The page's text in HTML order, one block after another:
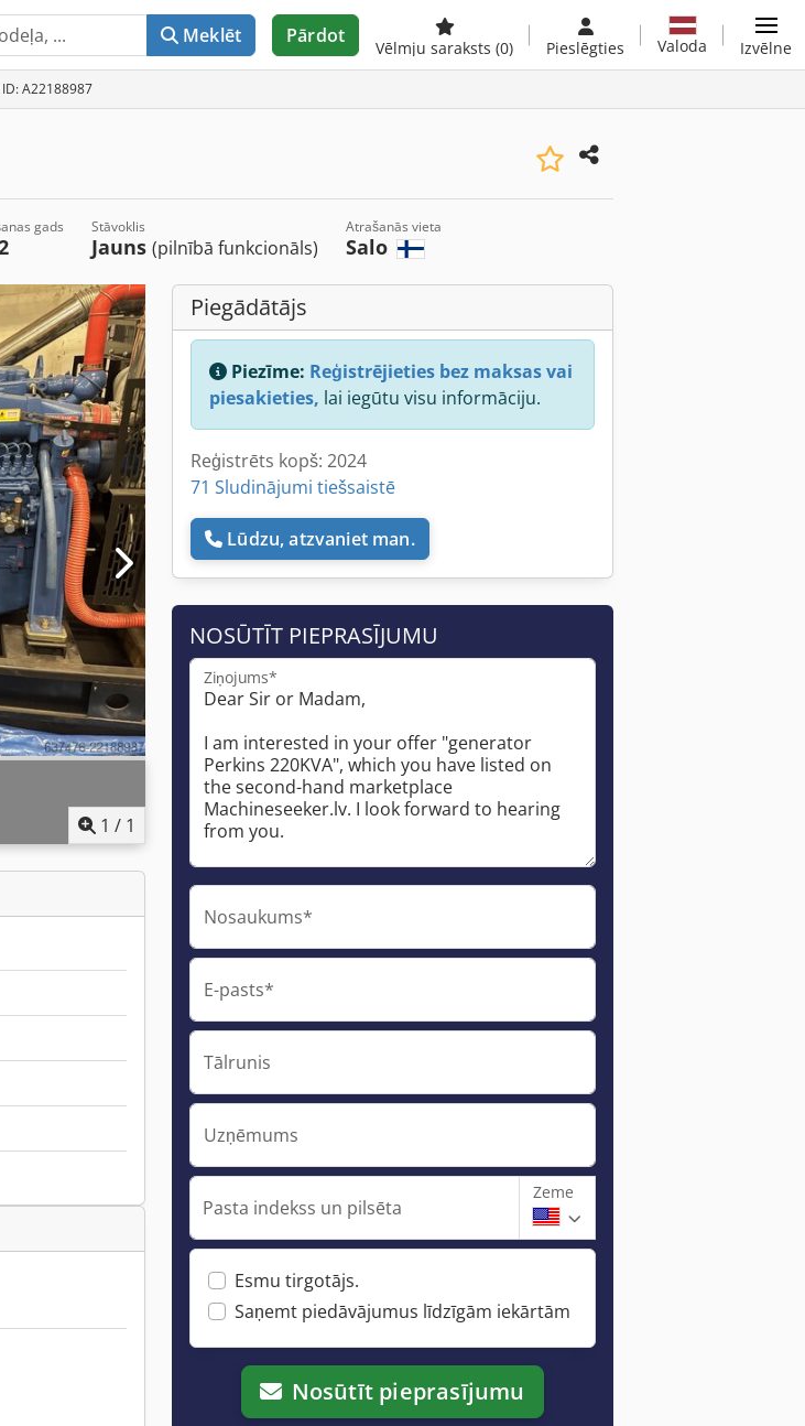
Meklēt Pārdot
Vēlmju saraksts (0) Pieslēgties Valoda Izvēlne
A22188987
gads Stāvoklis
Jauns (pilnībā funkcionāls)
Atrašanās vieta
Salo
Pieprasīt vairāk attēlu
1 / 1
Piegādātājs
Piezīme: Reģistrējieties bez maksas vai
piesakieties, lai iegūtu visu informāciju.
Reģistrēts kopš: 2024
71 Sludinājumi tiešsaistē
Lūdzu, atzvaniet man.
NOSŪTĪT PIEPRASĪJUMU
Ziņojums*
Nosaukums*
E-pasts*
Tālrunis
Uzņēmums
Pasta indekss un pilsēta
Zeme
Esmu tirgotājs.
Saņemt piedāvājumus līdzīgām iekārtām
Nosūtīt pieprasījumu